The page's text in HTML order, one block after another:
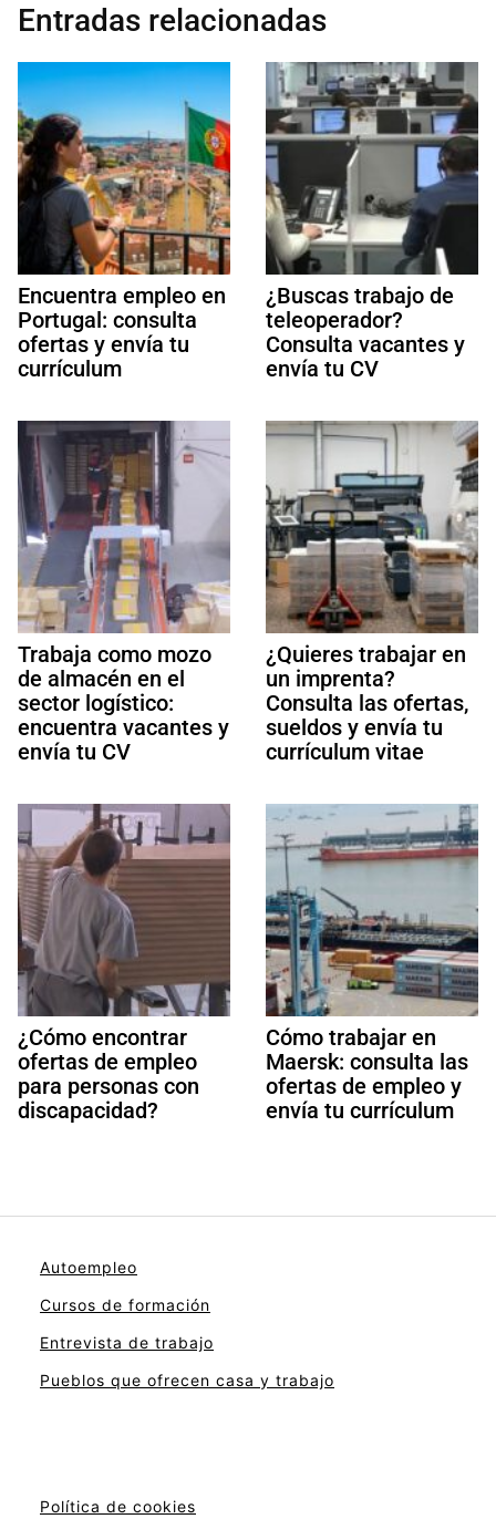
Entradas relacionadas
Encuentra empleo en
Portugal: consulta
ofertas y envía tu
currículum
¿Buscas trabajo de
teleoperador?
Consulta vacantes y
envía tu CV
Trabaja como mozo
de almacén en el
sector logístico:
encuentra vacantes y
envía tu CV
¿Quieres trabajar en
un imprenta?
Consulta las ofertas,
sueldos y envía tu
currículum vitae
¿Cómo encontrar
ofertas de empleo
para personas con
discapacidad?
Cómo trabajar en
Maersk: consulta las
ofertas de empleo y
envía tu currículum
Autoempleo
Cursos de formación
Entrevista de trabajo
Pueblos que ofrecen casa y trabajo
Política de cookies